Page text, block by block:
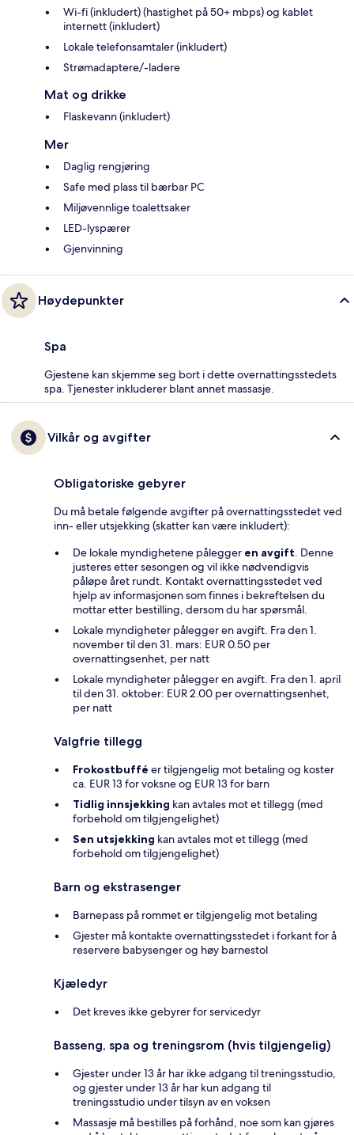
Wi-fi (inkludert) (hastighet på 50+ mbps) og kablet
internett (inkludert)
Lokale telefonsamtaler (inkludert)
Strømadaptere/-ladere
Mat og drikke
Flaskevann (inkludert)
Mer
Daglig rengjøring
Safe med plass til bærbar PC
Miljøvennlige toalettsaker
LED-lyspærer
Gjenvinning
Høydepunkter
Spa
Gjestene kan skjemme seg bort i dette overnattingsstedets
spa. Tjenester inkluderer blant annet massasje.
Vilkår og avgifter
Obligatoriske gebyrer
Du må betale følgende avgifter på overnattingsstedet ved
inn- eller utsjekking (skatter kan være inkludert):
De lokale myndighetene pålegger en avgift. Denne
justeres etter sesongen og vil ikke nødvendigvis
påløpe året rundt. Kontakt overnattingsstedet ved
hjelp av informasjonen som finnes i bekreftelsen du
mottar etter bestilling, dersom du har spørsmål.
Lokale myndigheter pålegger en avgift. Fra den 1.
november til den 31. mars: EUR 0.50 per
overnattingsenhet, per natt
Lokale myndigheter pålegger en avgift. Fra den 1. april
til den 31. oktober: EUR 2.00 per overnattingsenhet,
per natt
Valgfrie tillegg
Frokostbuffé er tilgjengelig mot betaling og koster
ca. EUR 13 for voksne og EUR 13 for barn
Tidlig innsjekking kan avtales mot et tillegg (med
forbehold om tilgjengelighet)
Sen utsjekking kan avtales mot et tillegg (med
forbehold om tilgjengelighet)
Barn og ekstrasenger
Barnepass på rommet er tilgjengelig mot betaling
Gjester må kontakte overnattingsstedet i forkant for å
reservere babysenger og høy barnestol
Kjæledyr
Det kreves ikke gebyrer for servicedyr
Basseng, spa og treningsrom (hvis tilgjengelig)
Gjester under 13 år har ikke adgang til treningsstudio,
og gjester under 13 år har kun adgang til
treningsstudio under tilsyn av en voksen
Massasje må bestilles på forhånd, noe som kan gjøres